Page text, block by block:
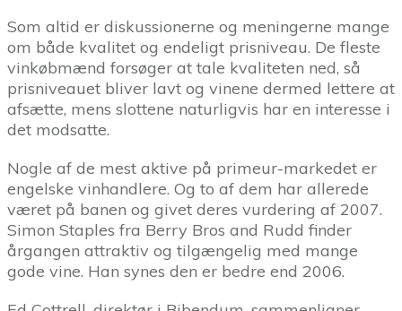
Som altid er diskussionerne og meningerne mange
om både kvalitet og endeligt prisniveau. De fleste
vinkøbmænd forsøger at tale kvaliteten ned, så
prisniveauet bliver lavt og vinene dermed lettere at
afsætte, mens slottene naturligvis har en interesse i
det modsatte.
Nogle af de mest aktive på primeur-markedet er
engelske vinhandlere. Og to af dem har allerede
været på banen og givet deres vurdering af 2007.
Simon Staples fra Berry Bros and Rudd finder
årgangen attraktiv og tilgængelig med mange
gode vine. Han synes den er bedre end 2006.